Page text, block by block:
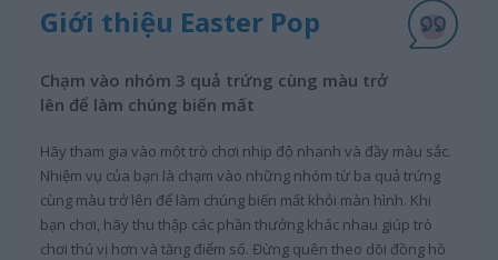
Giới thiệu Easter Pop
Chạm vào nhóm 3 quả trứng cùng màu trở
lên để làm chúng biến mất
Hãy tham gia vào một trò chơi nhịp độ nhanh và đầy màu sắc.
Nhiệm vụ của bạn là chạm vào những nhóm từ ba quả trứng
cùng màu trở lên để làm chúng biến mất khỏi màn hình. Khi
bạn chơi, hãy thu thập các phần thưởng khác nhau giúp trò
chơi thú vị hơn và tăng điểm số. Đừng quên theo dõi đồng hồ